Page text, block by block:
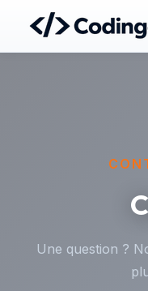
contenu
Une question ?